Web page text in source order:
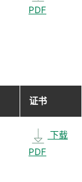
PDF
证书
下载
PDF